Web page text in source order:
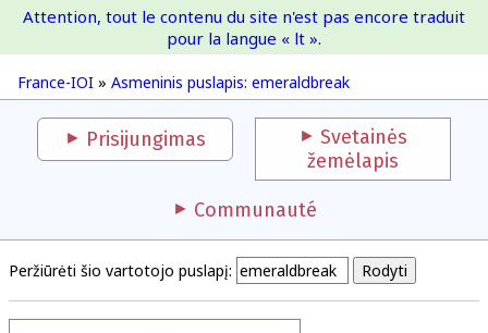
France-IOI
France-IOI » Asmeninis puslapis: emeraldbreak
Attention, tout le contenu du site n'est pas encore traduit
pour la langue « lt ».
Prisijungimas
Svetainės
žemėlapis
Communauté
Peržiūrėti šio vartotojo puslapį: